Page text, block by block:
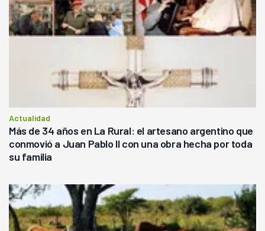
Actualidad
Más de 34 años en La Rural: el artesano argentino que
conmovió a Juan Pablo II con una obra hecha por toda
su familia